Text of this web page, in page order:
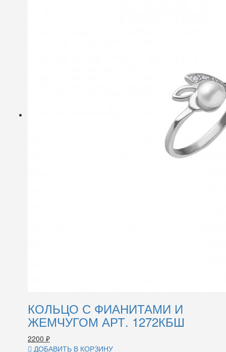
КОЛЬЦО С ФИАНИТАМИ И
ЖЕМЧУГОМ АРТ. 1272КБШ
2200 ₽
ДОБАВИТЬ В КОРЗИНУ